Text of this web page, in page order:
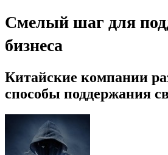
Смелый шаг для
бизнеса
Китайские компании
способы поддержания